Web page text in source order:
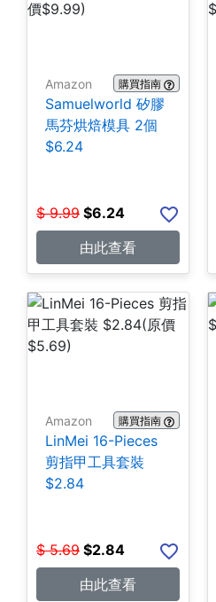
Amazon 購買指南
Samuelworld 矽膠
馬芬烘焙模具 2個
$6.24
$ 9.99 $6.24
由此查看
Amazon 購買指南
LinMei 16-Pieces
剪指甲工具套裝
$2.84
$ 5.69 $2.84
由此查看